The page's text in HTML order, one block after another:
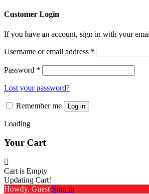
Customer Login
If you have an account, sign in with your
Username or email address *
Password *
Lost your password?
Remember me Log in
Loading
Your Cart
Cart is Empty
Updating Cart!
Howdy, Guest Sign in